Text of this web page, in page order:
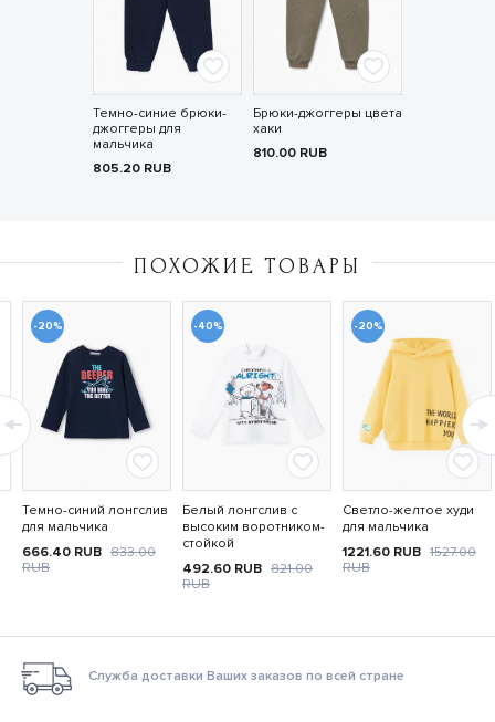
Темно-синие брюки-
джоггеры для
мальчика
805.20 RUB
Брюки-джоггеры цвета
хаки
810.00 RUB
ПОХОЖИЕ ТОВАРЫ
-20%
Темно-синий лонгслив
для мальчика
666.40 RUB 833.00
RUB
-40%
Белый лонгслив с
высоким воротником-
стойкой
492.60 RUB 821.00
RUB
-20%
Светло-желтое худи
для мальчика
1221.60 RUB 1527.00
RUB
Служба доставки Ваших заказов по всей стране